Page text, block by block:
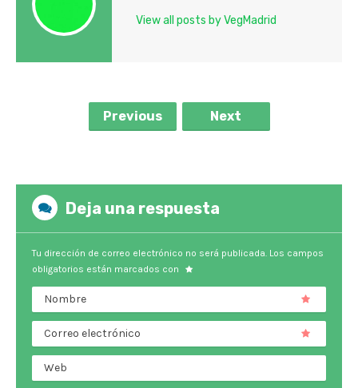
View all posts by VegMadrid
Previous Next
Deja una respuesta
Tu dirección de correo electrónico no será publicada. Los campos
obligatorios están marcados con
Nombre
Correo electrónico
Web